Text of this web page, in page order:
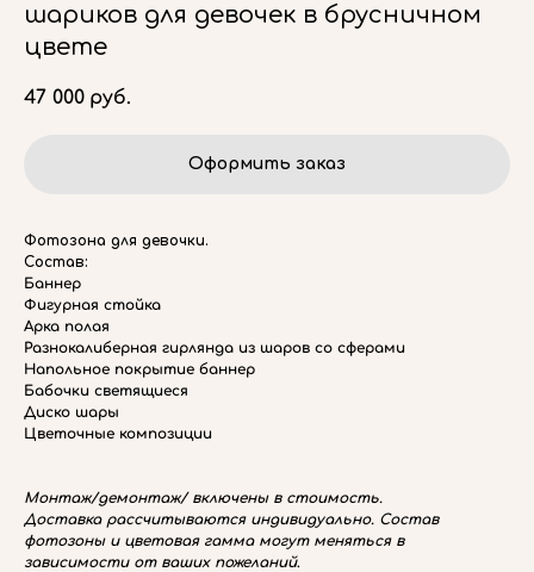
шариков для девочек в брусничном
цвете
47 000 руб.
Оформить заказ
Фотозона для девочки.
Состав:
Баннер
Фигурная стойка
Арка полая
Разнокалиберная гирлянда из шаров со сферами
Напольное покрытие баннер
Бабочки светящиеся
Диско шары
Цветочные композиции
Монтаж/демонтаж/ включены в стоимость.
Доставка рассчитываются индивидуально. Состав
фотозоны и цветовая гамма могут меняться в
зависимости от ваших пожеланий.